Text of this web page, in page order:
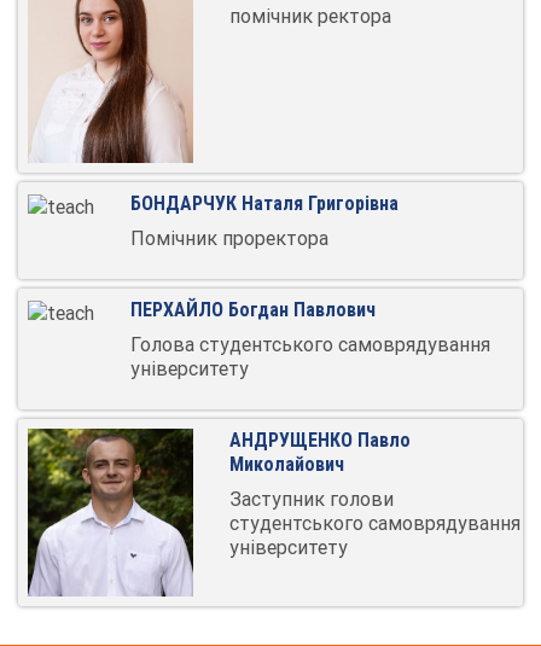
помічник ректора
БОНДАРЧУК Наталя Григорівна
Помічник проректора
ПЕРХАЙЛО Богдан Павлович
Голова студентського самоврядування
університету
АНДРУЩЕНКО Павло
Миколайович
Заступник голови
студентського самоврядування
університету